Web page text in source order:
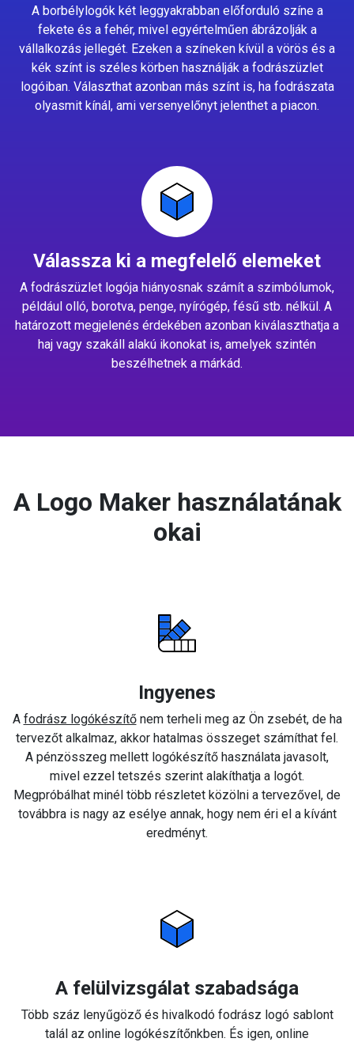
A borbélylogók két leggyakrabban előforduló színe a
fekete és a fehér, mivel egyértelműen ábrázolják a
vállalkozás jellegét. Ezeken a színeken kívül a vörös és a
kék színt is széles körben használják a fodrászüzlet
logóiban. Választhat azonban más színt is, ha fodrászata
olyasmit kínál, ami versenyelőnyt jelenthet a piacon.
Válassza ki a megfelelő elemeket
A fodrászüzlet logója hiányosnak számít a szimbólumok,
például olló, borotva, penge, nyírógép, fésű stb. nélkül. A
határozott megjelenés érdekében azonban kiválaszthatja a
haj vagy szakáll alakú ikonokat is, amelyek szintén
beszélhetnek a márkád.
A Logo Maker használatának
okai
Ingyenes
A fodrász logókészítőnem terheli meg az Ön zsebét, de ha
tervezőt alkalmaz, akkor hatalmas összeget számíthat fel.
A pénzösszeg mellett logókészítő használata javasolt,
mivel ezzel tetszés szerint alakíthatja a logót.
Megpróbálhat minél több részletet közölni a tervezővel, de
továbbra is nagy az esélye annak, hogy nem éri el a kívánt
eredményt.
A felülvizsgálat szabadsága
Több száz lenyűgöző és hivalkodó fodrász logó sablont
talál az online logókészítőnkben. És igen, online